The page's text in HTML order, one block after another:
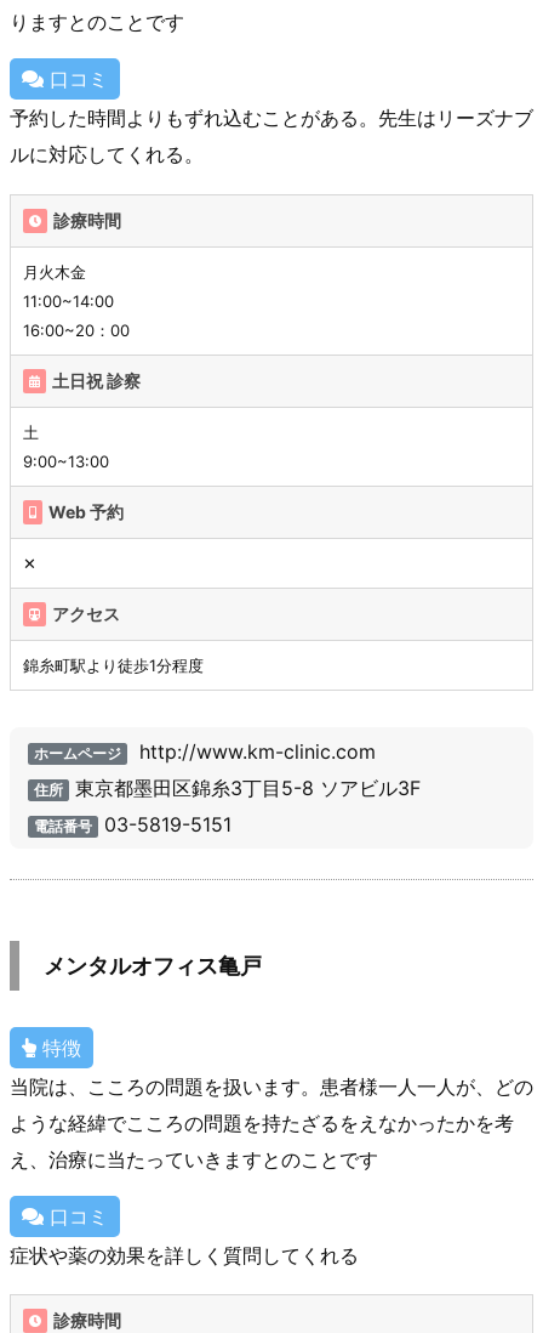
りますとのことです
口コミ
予約した時間よりもずれ込むことがある。先生はリーズナブ
ルに対応してくれる。
診療時間
月火木金
11:00~14:00
16:00~20：00
土日祝 診察
土
9:00~13:00
Web 予約
✕
アクセス
錦糸町駅より徒歩1分程度
ホームページ http://www.km-clinic.com
住所 東京都墨田区錦糸3丁目5-8 ソアビル3F
電話番号 03-5819-5151
メンタルオフィス亀戸
特徴
当院は、こころの問題を扱います。患者様一人一人が、どの
ような経緯でこころの問題を持たざるをえなかったかを考
え、治療に当たっていきますとのことです
口コミ
症状や薬の効果を詳しく質問してくれる
診療時間